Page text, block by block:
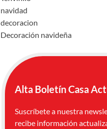
navidad
decoracion
Decoración navideña
Alta Boletín Casa
Suscríbete a nuestra
recibe información